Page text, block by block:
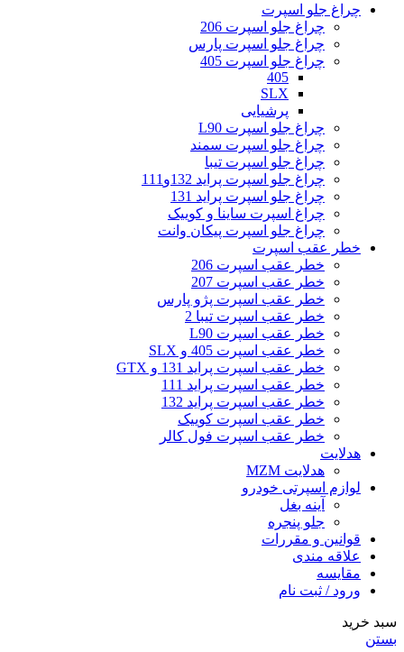
چراغ جلو اسپرت
چراغ جلو اسپرت 206
چراغ جلو اسپرت پارس
چراغ جلو اسپرت 405
405
SLX
پرشیایی
چراغ جلو اسپرت L90
چراغ جلو اسپرت سمند
چراغ جلو اسپرت تیبا
چراغ جلو اسپرت پراید 132و111
چراغ جلو اسپرت پراید 131
چراغ اسپرت ساینا و کوییک
چراغ جلو اسپرت پیکان وانت
خطر عقب اسپرت
خطر عقب اسپرت 206
خطر عقب اسپرت 207
خطر عقب اسپرت پژو پارس
خطر عقب اسپرت تیبا 2
خطر عقب اسپرت L90
خطر عقب اسپرت 405 و SLX
خطر عقب اسپرت پراید 131 و GTX
خطر عقب اسپرت پراید 111
خطر عقب اسپرت پراید 132
خطر عقب اسپرت کوییک
خطر عقب اسپرت فول کالر
هدلایت
هدلایت MZM
لوازم اسپرتی خودرو
آینه بغل
جلو پنجره
قوانین و مقررات
علاقه مندی
مقایسه
ورود / ثبت نام
سبد خرید
بستن